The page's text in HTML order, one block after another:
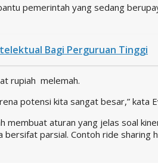
pemerintah yang sedang
Bagi Perguruan Tinggi
rupiah melemah.
potensi kita sangat besar,” kata
aturan yang jelas soal
parsial. Contoh ride sharing